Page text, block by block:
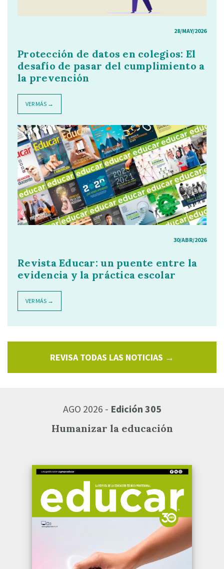
28/MAY/2026
Protección de datos en colegios: El
desafío de pasar del cumplimiento a
la prevención
VER MÁS →
30/ABR/2026
Revista Educar: un puente entre la
evidencia y la práctica escolar
VER MÁS →
REVISA TODAS LAS NOTICIAS →
AGO 2026 - Edición 305
Humanizar la educación